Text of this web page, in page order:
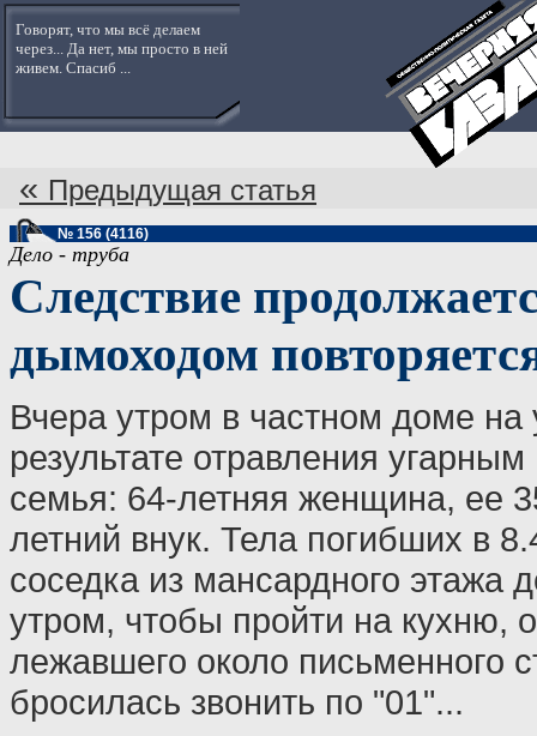
Говорят, что мы всё делаем
через... Да нет, мы просто в ней
живем. Спасиб ...
« Предыдущая статья
№ 156 (4116)
Дело - труба
Следствие
дымоходом
Вчера утром в частном доме на
результате отравления
семья: 64-летняя женщина, ее
летний внук. Тела погибших в
соседка из мансардного этажа
утром, чтобы пройти на кухню,
лежавшего около письменного
бросилась звонить по "01"...